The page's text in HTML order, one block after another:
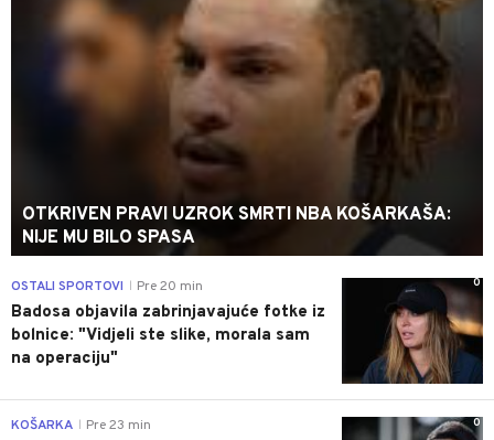
OTKRIVEN PRAVI UZROK SMRTI NBA KOŠARKAŠA:
NIJE MU BILO SPASA
0
OSTALI SPORTOVI Pre 20 min
Badosa objavila zabrinjavajuće fotke iz
bolnice: "Vidjeli ste slike, morala sam
na operaciju"
0
KOŠARKA Pre 23 min